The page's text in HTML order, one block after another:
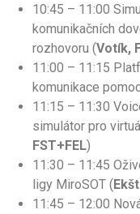
10:45 – 11:00
komunikačních
rozhovoru (Votík,
11:00 – 11:15
komunikace
11:15 – 11:30
simulátor pro
FST+FEL)
11:30 – 11:45
ligy MiroSOT (
11:45 – 12:00